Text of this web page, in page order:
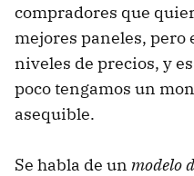
compradores que
mejores paneles, pero
niveles de precios, y
poco tengamos un
asequible.
Se habla de un modelo